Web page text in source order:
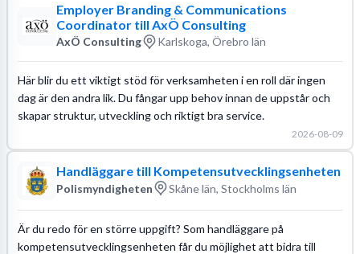
Employer Branding & Communications
Coordinator till AxÖ Consulting
AxÖ Consulting Karlskoga, Örebro län
Här blir du ett viktigt stöd för verksamheten i en roll där ingen
dag är den andra lik. Du fångar upp behov innan de uppstår och
skapar struktur, utveckling och riktigt bra service.
2026-08-09
Handläggare till Kompetensutvecklingsenheten
Polismyndigheten Skåne län, Stockholms län
Är du redo för en större uppgift? Som handläggare på
kompetensutvecklingsenheten får du möjlighet att bidra till